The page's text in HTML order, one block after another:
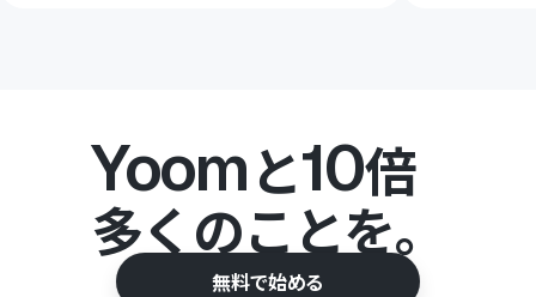
Yoomと10倍
多くのことを。
無料で始める